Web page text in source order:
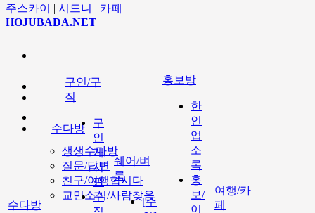
주스카이
| 시드니 | 카페
HOJUBADA.NET
수다방
생생수다방
질문/답변
친구/여행합시다
교민소식/사람찾음
수다방
구인/구
직
구
인
게
시
판
구
쉐어/벼
룩
[주
홍보방
한
인
업
소
록
홍
보/
이
여행/카
페